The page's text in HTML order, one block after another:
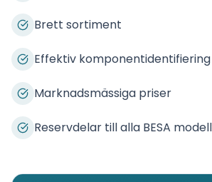
Brett sortiment
Effektiv komponentidentifiering
Marknadsmässiga priser
Reservdelar till alla BESA